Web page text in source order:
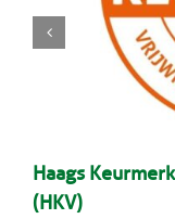
Haags
(HKV)